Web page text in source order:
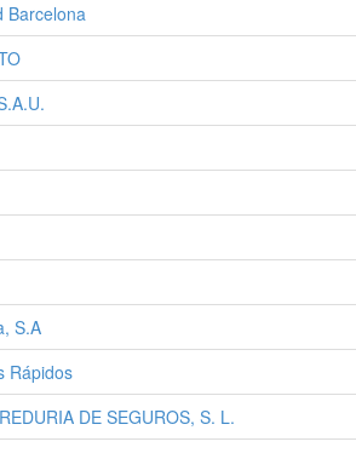
Barcelona
S.A
Rápidos
DE SEGUROS, S. L.